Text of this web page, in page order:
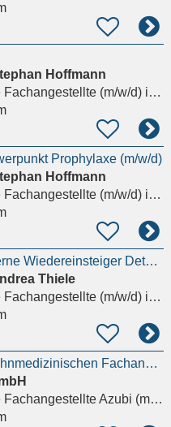
Hoffmann
(m/w/d)in Berlin
Prophylaxe (m/w/d)
Hoffmann
(m/w/d)in Berlin
ZFA m/w/d 30h, gerne Wiedereinsteiger Details anzeigen
Thiele
(m/w/d)in Berlin
Ausbildung zur Zahnmedizinischen Fachangestellten (ZFA) - Starte bei Densante Details anzeigen
Zahnmedizinische Fachangestellte Azubi (m/w/d)